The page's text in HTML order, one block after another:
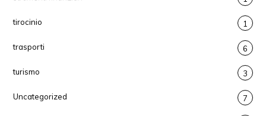
tirocinio 1
trasporti 6
turismo 3
Uncategorized 7